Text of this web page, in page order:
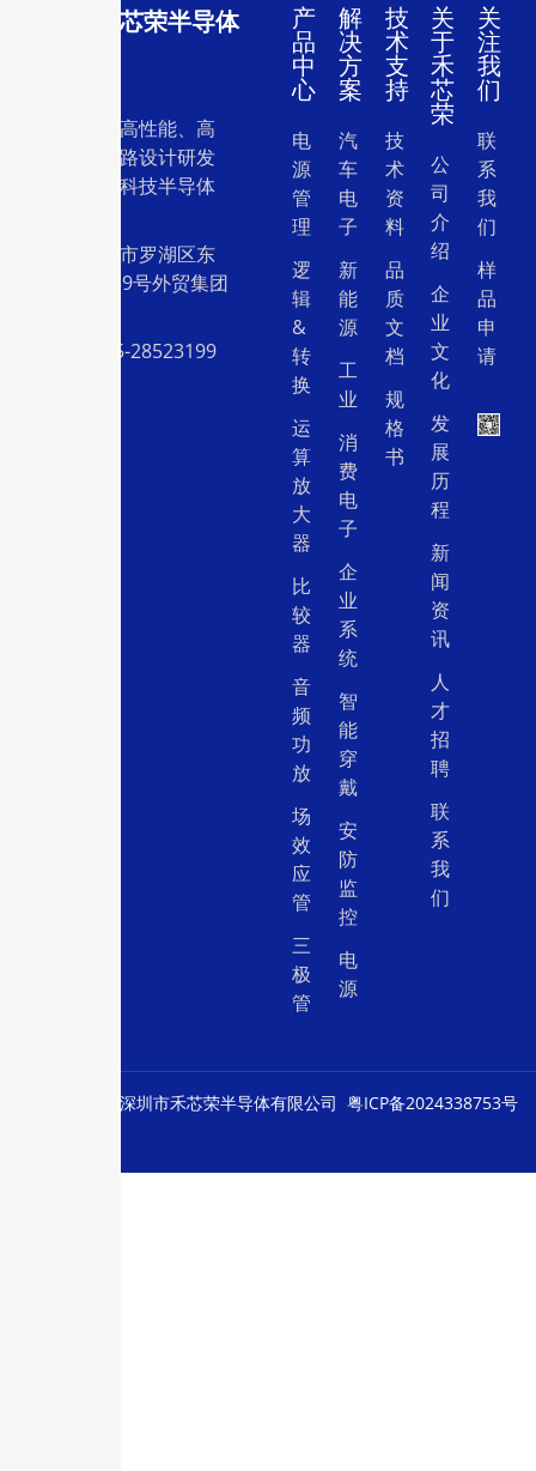
深圳市禾芯荣半导体
一家专注于高性能、高
质量集成电路设计研发
和销售的高科技半导体
地址：深圳市罗湖区东
门中兴路239号外贸集团
电话：0755-28523199
产
品
中
心
电
源
管
理
逻
辑
&
转
换
运
算
放
大
器
比
较
器
音
频
功
放
场
效
应
管
三
极
管
解
决
方
案
汽
车
电
子
新
能
源
工
业
消
费
电
子
企
业
系
统
智
能
穿
戴
安
防
监
控
电
源
技
术
支
持
技
术
资
料
品
质
文
档
规
格
书
关
于
禾
芯
荣
公
司
介
绍
企
业
文
化
发
展
历
程
新
闻
资
讯
人
才
招
聘
联
系
我
们
关
注
我
们
联
系
我
们
样
品
申
请
深圳市禾芯荣半导体有限公司 粤ICP备2024338753号